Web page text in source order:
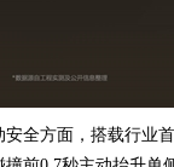
安全方面，搭载行业